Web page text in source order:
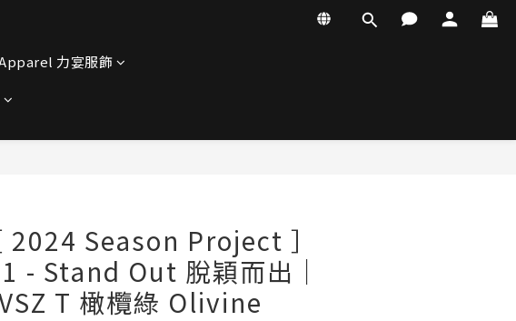
力宴服飾
2024 Season Project ］
- Stand Out 脫穎而出｜
T 橄欖綠 Olivine